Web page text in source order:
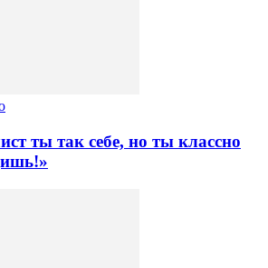
ты так себе, но ты классно